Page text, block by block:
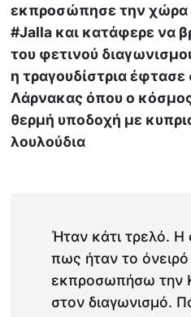
εκπροσώπησε την χώρα
#Jalla και κατάφερε να
του φετινού
η τραγουδίστρια
Λάρνακας όπου ο
θερμή υποδοχή με
λουλούδια
Ήταν κάτι τρελό. Η
πως ήταν το
εκπροσωπήσω την
στον διαγωνισμό.